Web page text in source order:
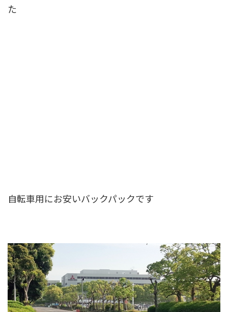
た
自転車用にお安いバックパックです